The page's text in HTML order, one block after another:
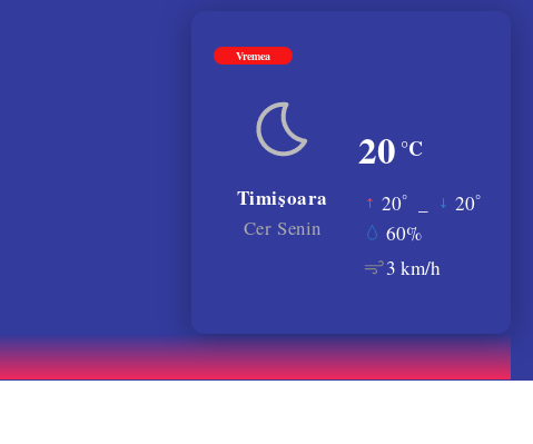
Vremea
20 °C
Timișoara
Cer Senin
20° 20°
60%
3 km/h